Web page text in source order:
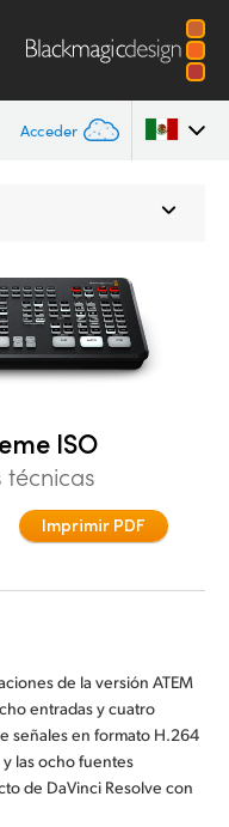
Acceder
ISO
técnicas
Imprimir PDF
de la versión ATEM
entradas y cuatro
señales en formato H.264
las ocho fuentes
de DaVinci Resolve con